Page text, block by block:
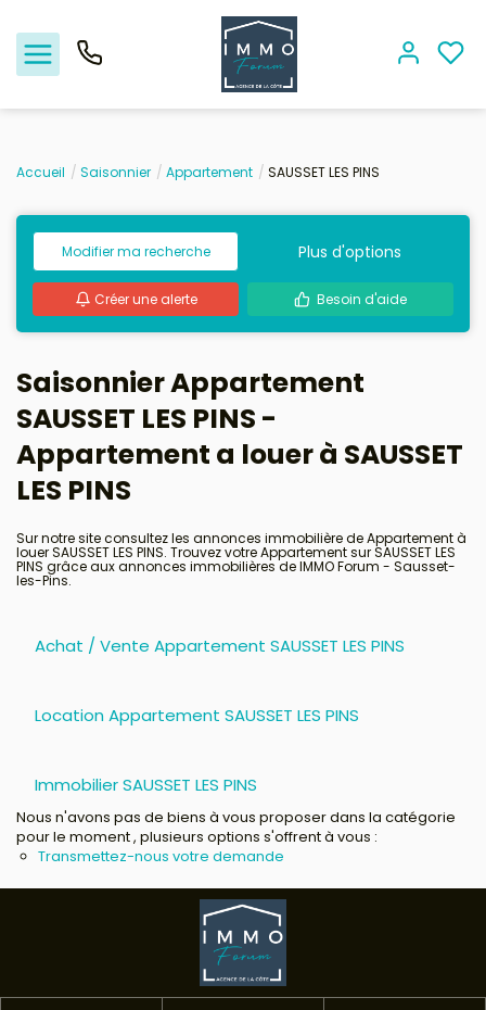
Vendre
Biens vendus
Location - Gestion
Nos agences
Estimation
Avis clients
Accueil Saisonnier Appartement SAUSSET LES PINS
Modifier ma recherche Plus d'options
Créer une alerte Besoin d'aide
Saisonnier Appartement
SAUSSET LES PINS -
Appartement a louer à SAUSSET
LES PINS
Sur notre site consultez les annonces immobilière de Appartement à
louer SAUSSET LES PINS. Trouvez votre Appartement sur SAUSSET LES
PINS grâce aux annonces immobilières de IMMO Forum - Sausset-
les-Pins.
Achat / Vente Appartement SAUSSET LES PINS
Location Appartement SAUSSET LES PINS
Immobilier SAUSSET LES PINS
Nous n'avons pas de biens à vous proposer dans la catégorie
pour le moment , plusieurs options s'offrent à vous :
Transmettez-nous votre demande